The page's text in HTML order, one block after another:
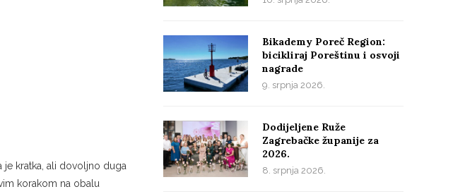
kratka, ali dovoljno duga
korakom na obalu
Bikademy Poreč Region:
bicikliraj Poreštinu i osvoji
nagrade
9. srpnja 2026.
Dodijeljene Ruže
Zagrebačke županije za
2026.
8. srpnja 2026.